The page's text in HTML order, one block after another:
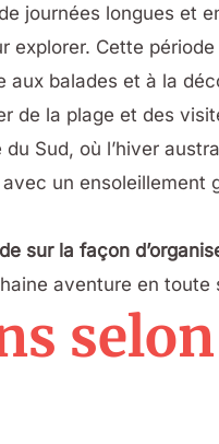
journées longues et
explorer. Cette
aux balades et à la
de la plage et des
Sud, où l’hiver
un ensoleillement
sur la façon
aventure en toute